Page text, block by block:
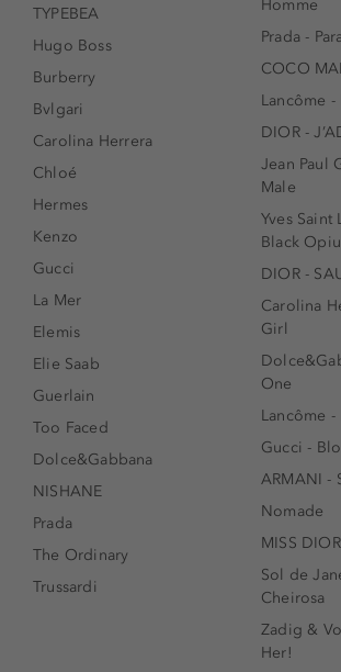
TYPEBEA
Hugo Boss
Burberry
Bvlgari
Carolina Herrera
Chloé
Hermes
Kenzo
Gucci
La Mer
Elemis
Elie Saab
Guerlain
Too Faced
Dolce&Gabbana
NISHANE
Prada
The Ordinary
Trussardi
Homme
Prada -
COCO
Lancôme
DIOR -
Jean Paul
Male
Yves Saint
Black
DIOR -
Carolina
Girl
One
Lancôme
Gucci -
ARMANI -
Nomade
MISS DIOR
Sol de
Cheirosa
Zadig &
Her!